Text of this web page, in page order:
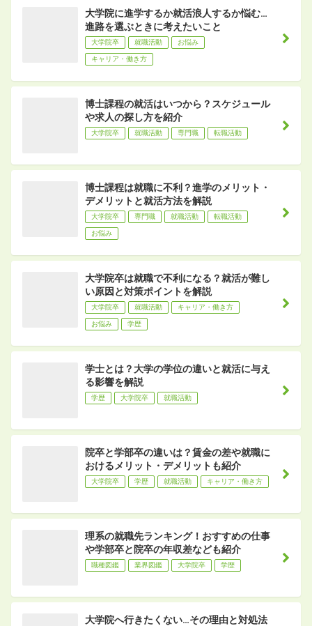
大学院に進学するか就活浪人するか悩む…
進路を選ぶときに考えたいこと
大学院卒 就職活動 お悩み
キャリア・働き方
博士課程の就活はいつから？スケジュール
や求人の探し方を紹介
大学院卒 就職活動 専門職 転職活動
博士課程は就職に不利？進学のメリット・
デメリットと就活方法を解説
大学院卒 専門職 就職活動 転職活動
お悩み
大学院卒は就職で不利になる？就活が難し
い原因と対策ポイントを解説
大学院卒 就職活動 キャリア・働き方
お悩み 学歴
学士とは？大学の学位の違いと就活に与え
る影響を解説
学歴 大学院卒 就職活動
院卒と学部卒の違いは？賃金の差や就職に
おけるメリット・デメリットも紹介
大学院卒 学歴 就職活動 キャリア・働き方
理系の就職先ランキング！おすすめの仕事
や学部卒と院卒の年収差なども紹介
職種図鑑 業界図鑑 大学院卒 学歴
大学院へ行きたくない…その理由と対処法